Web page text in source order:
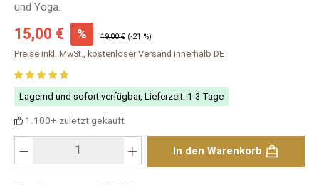
und Yoga.
Verkaufspreis:
15,00 € % Regulärer Preis:
19,00 € (-21 %)
Preise inkl. MwSt., kostenloser Versand innerhalb DE
Durchschnittliche Bewertung von 4.93 von 5 Sternen
Lagernd und sofort verfügbar, Lieferzeit: 1-3 Tage
1.100+ zuletzt gekauft
In den Warenkorb